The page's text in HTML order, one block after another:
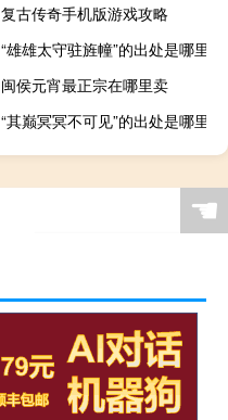
复古传奇手机版游戏攻略
“雄雄太守驻旌幢”的出处是哪里
闽侯元宵最正宗在哪里卖
“其巅冥冥不可见”的出处是哪里
☚